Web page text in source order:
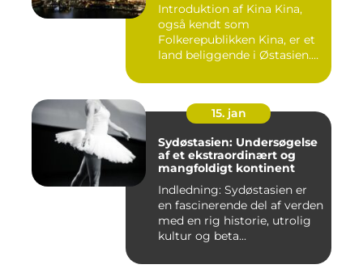
Introduktion af Kina Kina,
også kendt som
Folkerepublikken Kina, er et
land beliggende i Østasien.
15. jan
Sydøstasien: Undersøgelse
af et ekstraordinært og
mangfoldigt kontinent
Indledning: Sydøstasien er
en fascinerende del af verden
med en rig historie, utrolig
kultur og beta...